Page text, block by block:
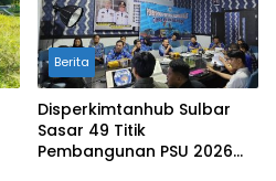
Berita
Disperkimtanhub Sulbar
Sasar 49 Titik
Pembangunan PSU 2026